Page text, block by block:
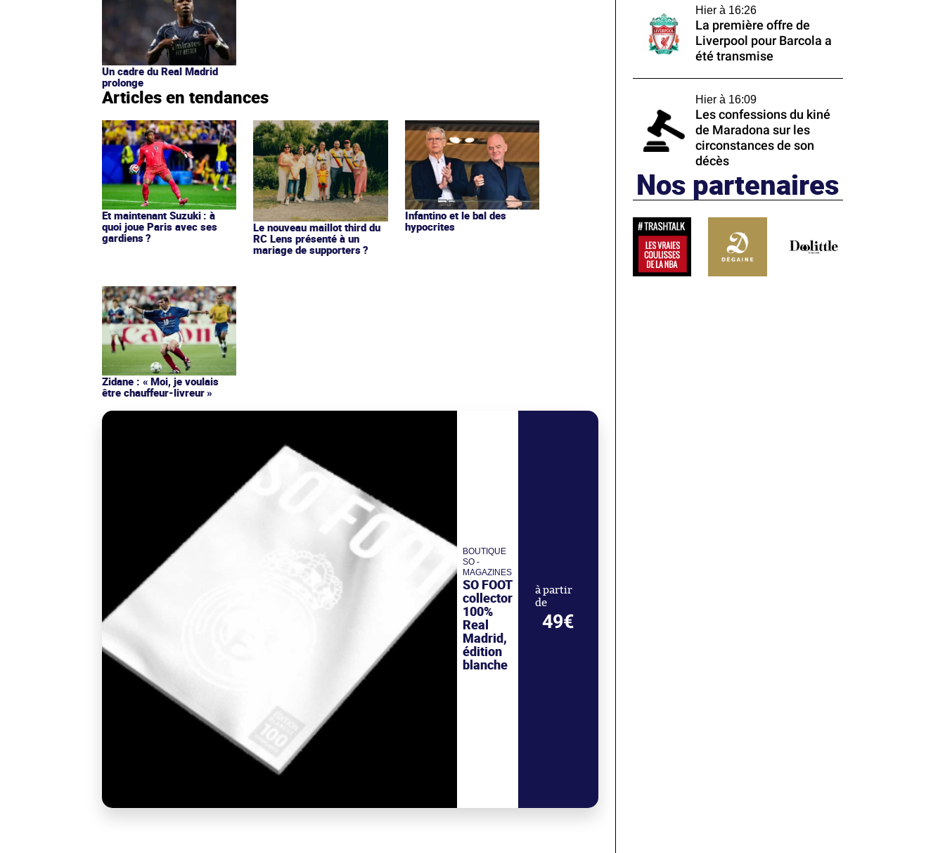
Un cadre du Real Madrid
prolonge
Articles en tendances
Et maintenant Suzuki : à
quoi joue Paris avec ses
gardiens ?
Le nouveau maillot third du
RC Lens présenté à un
mariage de supporters ?
Infantino et le bal des
hypocrites
Zidane : « Moi, je voulais
être chauffeur-livreur »
BOUTIQUE
SO -
MAGAZINES
SO FOOT
collector
100%
Real
Madrid,
édition
blanche
à partir
de
49€
Hier à 16:26
La première offre de
Liverpool pour Barcola a
été transmise
Hier à 16:09
Les confessions du kiné
de Maradona sur les
circonstances de son
décès
Nos partenaires